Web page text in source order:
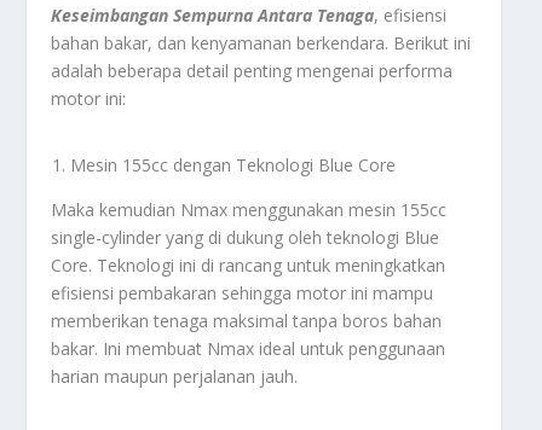
Keseimbangan Sempurna Antara Tenaga, efisiensi
bahan bakar, dan kenyamanan berkendara. Berikut ini
adalah beberapa detail penting mengenai performa
motor ini:
Mesin 155cc dengan Teknologi Blue Core
Maka kemudian Nmax menggunakan mesin 155cc
single-cylinder yang di dukung oleh teknologi Blue
Core. Teknologi ini di rancang untuk meningkatkan
efisiensi pembakaran sehingga motor ini mampu
memberikan tenaga maksimal tanpa boros bahan
bakar. Ini membuat Nmax ideal untuk penggunaan
harian maupun perjalanan jauh.